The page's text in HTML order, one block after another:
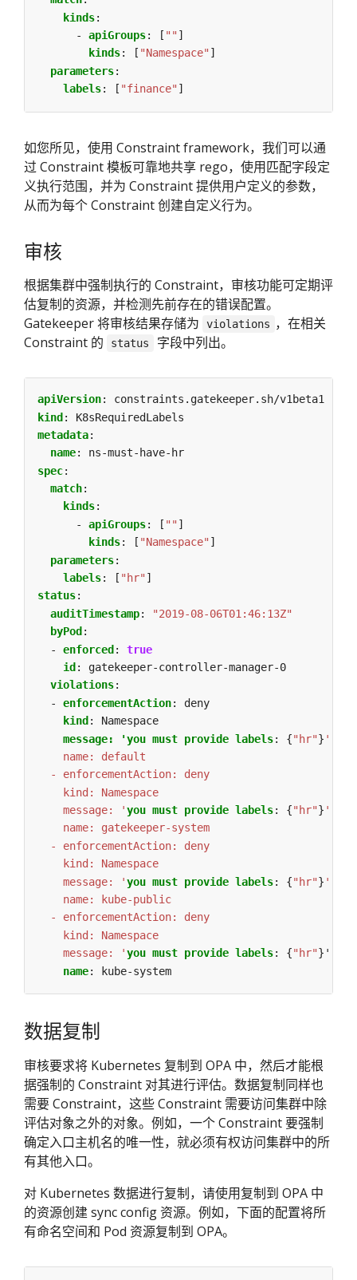
kinds:
- apiGroups: [ "" ]
kinds: [ "Namespace" ]
parameters:
labels: [ "finance" ]
如您所见，使用 Constraint framework，我们可以通
过 Constraint 模板可靠地共享 rego，使用匹配字段定
义执行范围，并为 Constraint 提供用户定义的参数，
从而为每个 Constraint 创建自定义行为。
审核
根据集群中强制执行的 Constraint，审核功能可定期评
估复制的资源，并检测先前存在的错误配置。
Gatekeeper 将审核结果存储为
violations ，在相关
Constraint 的
status 字段中列出。
apiVersion:
constraints.gatekeeper.sh/v1beta1
kind:
K8sRequiredLabels
metadata:
name:
ns-must-have-hr
spec:
match:
kinds:
- apiGroups: [ "" ]
kinds: [ "Namespace" ]
parameters:
labels: [ "hr" ]
status:
auditTimestamp:
"2019-08-06T01:46:13Z"
byPod :
- enforced:
true
id :
gatekeeper-controller-manager-0
violations:
- enforcementAction:
deny
kind :
Namespace
message: 'you must provide labels: {"hr"}
    message: '
you must provide labels: {"hr"}
    message: '
you must provide labels: {"hr"}
    message: '
you must provide labels: {"hr"}'
name: kube-system
数据复制
审核要求将 Kubernetes 复制到 OPA 中，然后才能根
据强制的 Constraint 对其进行评估。数据复制同样也
需要 Constraint，这些 Constraint 需要访问集群中除
评估对象之外的对象。例如，一个 Constraint 要强制
确定入口主机名的唯一性，就必须有权访问集群中的所
有其他入口。
对 Kubernetes 数据进行复制，请使用复制到 OPA 中
的资源创建 sync config 资源。例如，下面的配置将所
有命名空间和 Pod 资源复制到 OPA。